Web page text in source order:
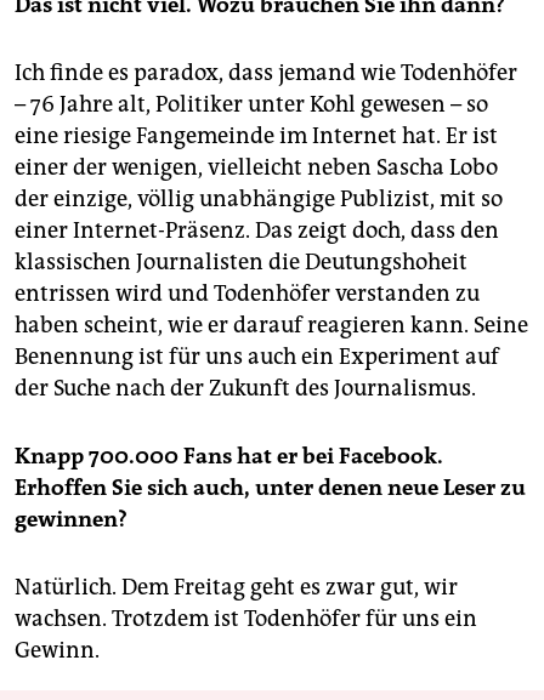
Ich finde es paradox, dass jemand wie Todenhöfer
– 76 Jahre alt, Politiker unter Kohl gewesen – so
eine riesige Fangemeinde im Internet hat. Er ist
einer der wenigen, vielleicht neben Sascha Lobo
der einzige, völlig unabhängige Publizist, mit so
einer Internet-Präsenz. Das zeigt doch, dass den
klassischen Journalisten die Deutungshoheit
entrissen wird und Todenhöfer verstanden zu
haben scheint, wie er darauf reagieren kann. Seine
Benennung ist für uns auch ein Experiment auf
der Suche nach der Zukunft des Journalismus.
Knapp 700.000 Fans hat er bei Facebook.
Erhoffen Sie sich auch, unter denen neue Leser zu
gewinnen?
Natürlich. Dem Freitag geht es zwar gut, wir
wachsen. Trotzdem ist Todenhöfer für uns ein
Gewinn.